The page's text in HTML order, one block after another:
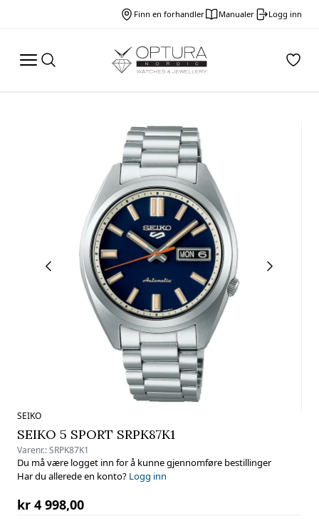
Finn en forhandler Manualer Logg inn
SEIKO
SEIKO 5 SPORT SRPK87K1
Varenr.:SRPK87K1
Du må være logget inn for å kunne gjennomføre bestillinger
Har du allerede en konto? Logg inn
kr 4 998,00